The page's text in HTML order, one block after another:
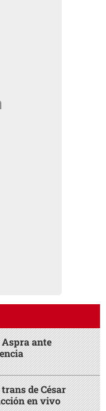
Aspra ante
de César
en vivo